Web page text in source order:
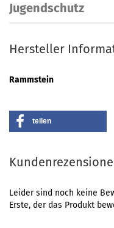
Jugendschutz
Hersteller
Rammstein
teilen
Leider sind noch keine
Erste, der das Produkt